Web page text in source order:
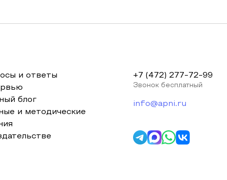
и ответы
блог
и методические
+7 (472) 277-72-99
Звонок бесплатный
info@apni.ru